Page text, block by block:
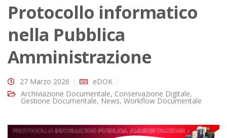
Protocollo informatico
nella Pubblica
Amministrazione
27 Marzo 2026
eDOK
Archiviazione Documentale, Conservazione Digitale,
Gestione Documentale, News, Workflow Documentale